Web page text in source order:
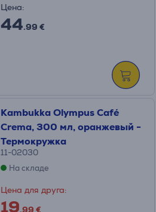
Цена:
44.99 €
Kambukka Olympus Café
Crema, 300 мл, оранжевый -
Термокружка
11-02030
На складе
Цена для друга:
19.99 €